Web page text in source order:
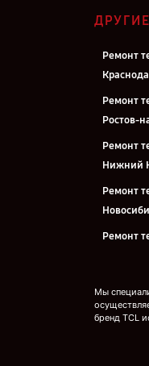
Ремонт
Ремонт
Ростов-
Ремонт
Нижний
Ремонт
Ремонт
Ремонт
Мы
бренд TCL